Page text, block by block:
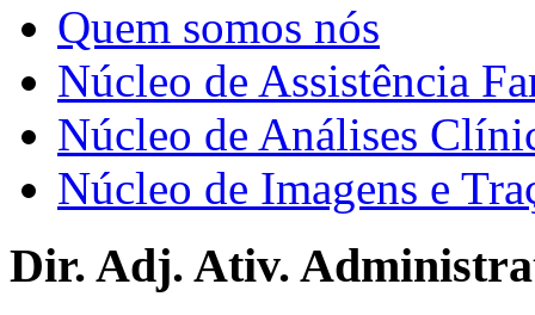
Quem somos nós
Núcleo de Assistência
Núcleo de Análises
Núcleo de Imagens e
Dir. Adj. Ativ.